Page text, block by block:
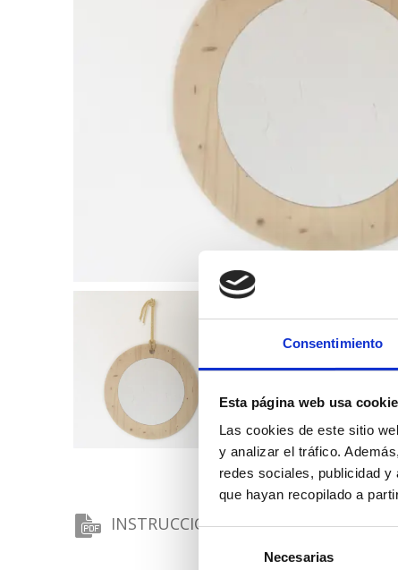
Consentimiento
Esta página web usa
Las cookies de este sitio
y analizar el tráfico.
redes sociales, publicidad
que hayan recopilado a
Necesarias
INSTRUCCIONES DE MONTAJE